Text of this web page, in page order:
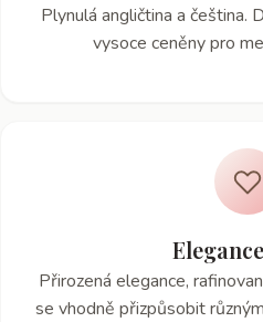
Plynulá angličtina a čeština.
vysoce ceněny pro
Přirozená elegance,
se vhodně přizpůsobit